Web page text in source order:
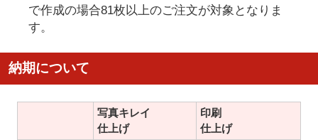
で作成の場合81枚以上のご注文が対象となりま
す。
納期について
写真キレイ
仕上げ
印刷
仕上げ